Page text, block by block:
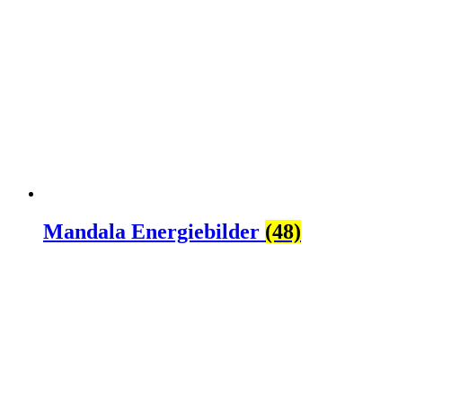
Mandala Energiebilder (48)